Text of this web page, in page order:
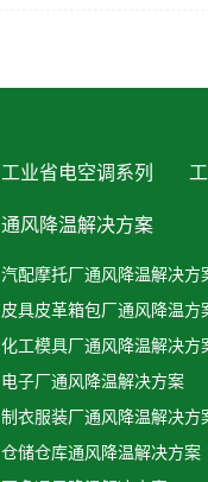
工业省电空调系列
通风降温解决方案
汽配摩托厂通风降温解决方
皮具皮革箱包厂通风降温方
化工模具厂通风降温解决方
电子厂通风降温解决方案
制衣服装厂通风降温解决方
仓储仓库通风降温解决方案